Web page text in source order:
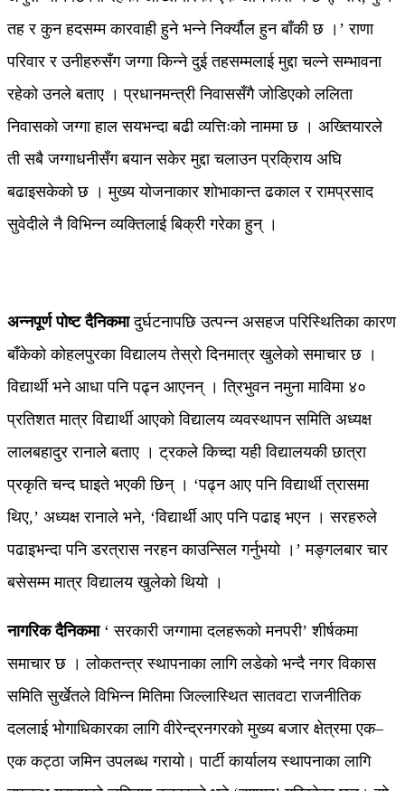
तह र कुन हदसम्म कारवाही हुने भन्ने निर्क्यौल हुन बाँकी छ ।’ राणा
परिवार र उनीहरुसँग जग्गा किन्ने दुई तहसम्मलाई मुद्दा चल्ने सम्भावना
रहेको उनले बताए । प्रधानमन्त्री निवाससँगै जोडिएको ललिता
निवासको जग्गा हाल सयभन्दा बढी व्यत्तिःको नाममा छ । अख्तियारले
ती सबै जग्गाधनीसँग बयान सकेर मुद्दा चलाउन प्रक्रिाय अघि
बढाइसकेको छ । मुख्य योजनाकार शोभाकान्त ढकाल र रामप्रसाद
सुवेदीले नै विभिन्न व्यक्तिलाई बिक्री गरेका हुन् ।
अन्नपूर्ण पोष्ट दैनिकमादुर्घटनापछि उत्पन्न असहज परिस्थितिका कारण
बाँकेको कोहलपुरका विद्यालय तेस्रो दिनमात्र खुलेको समाचार छ ।
विद्यार्थी भने आधा पनि पढ्न आएनन् । त्रिभुवन नमुना माविमा ४०
प्रतिशत मात्र विद्यार्थी आएको विद्यालय व्यवस्थापन समिति अध्यक्ष
लालबहादुर रानाले बताए । ट्रकले किच्दा यही विद्यालयकी छात्रा
प्रकृति चन्द घाइते भएकी छिन् । ‘पढ्न आए पनि विद्यार्थी त्रासमा
थिए,’ अध्यक्ष रानाले भने, ‘विद्यार्थी आए पनि पढाइ भएन । सरहरुले
पढाइभन्दा पनि डरत्रास नरहन काउन्सिल गर्नुभयो ।’ मङ्गलबार चार
बसेसम्म मात्र विद्यालय खुलेको थियो ।
नागरिक दैनिकमा‘ सरकारी जग्गामा दलहरूको मनपरी’ शीर्षकमा
समाचार छ । लोकतन्त्र स्थापनाका लागि लडेको भन्दै नगर विकास
समिति सुर्खेतले विभिन्न मितिमा जिल्लास्थित सातवटा राजनीतिक
दललाई भोगाधिकारका लागि वीरेन्द्रनगरको मुख्य बजार क्षेत्रमा एक–
एक कट्ठा जमिन उपलब्ध गरायो। पार्टी कार्यालय स्थापनाका लागि